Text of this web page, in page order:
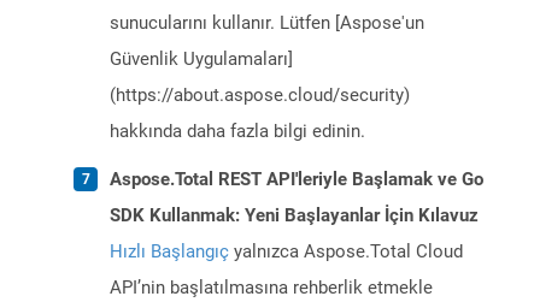
sunucularını kullanır. Lütfen [Aspose'un
Güvenlik Uygulamaları]
(https://about.aspose.cloud/security)
hakkında daha fazla bilgi edinin.
Aspose.Total REST API'leriyle Başlamak ve Go
SDK Kullanmak: Yeni Başlayanlar İçin Kılavuz
Hızlı Başlangıç yalnızca Aspose.Total Cloud
API’nin başlatılmasına rehberlik etmekle